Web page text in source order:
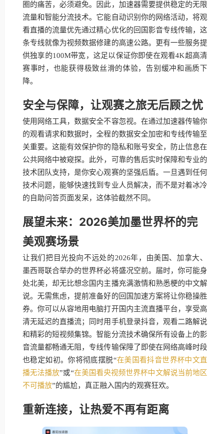
圈的痛苦，必须避免。因此，加速器需要提供稳定的无限
流量和智能分流技术。它能自动识别你的网络活动，将观
看直播的流量优先通过精心优化的回国影音专线传输，这
条专线就像为视频数据修建的高速公路。更有一些服务提
供独享的100M带宽，这足以保证你即使在观看4K超高清
赛事时，也能获得极致丝滑的体验，告别缓冲和画质下
降。
安全与保障，让观赛之旅无后顾之忧
使用网络工具，数据安全不容忽视。在通过加速器传输你
的观看请求和数据时，全程的数据安全加密和专线传输至
关重要。这能有效保护你的隐私和账号安全，防止信息在
公共网络中被窥探。此外，可靠的售后实时保障和专业的
技术团队支持，是你安心观赛的坚强后盾。一旦遇到任何
技术问题，能够快速找到专业人员解决，而不是对着冰冷
的自助问答页面发呆，这体验截然不同。
展望未来：2026美加墨世界杯的完
美观赛场景
让我们把目光投向不远处的2026年，由美国、加拿大、
墨西哥联合举办的世界杯必将盛况空前。届时，你可能身
处北美，却无比想念国内主播充满激情和熟悉梗的中文解
说。无需焦虑，提前准备好的回国加速方案将让你稳操胜
券。你可以从容地用电脑打开国内主流直播平台，享受高
清无延迟的直播流；同时用手机登录抖音，观看二路解说
和精彩的短视频集锦。智能分流技术确保所有设备上的影
音流量都畅通无阻，专线传输保障了即使在网络高峰时段
也稳定如初。你将彻底摆脱“在美国看抖音世界杯中文直
播无法播放”或“在美国看央视频世界杯中文解说当前地区
不可播放”的尴尬，真正融入国内的观赛狂欢。
重新连接，让热爱不再有距离